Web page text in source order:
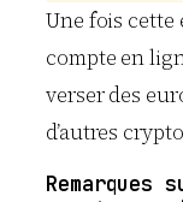
Une fois
compte en
verser des
d’autres